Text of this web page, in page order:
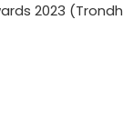
2023